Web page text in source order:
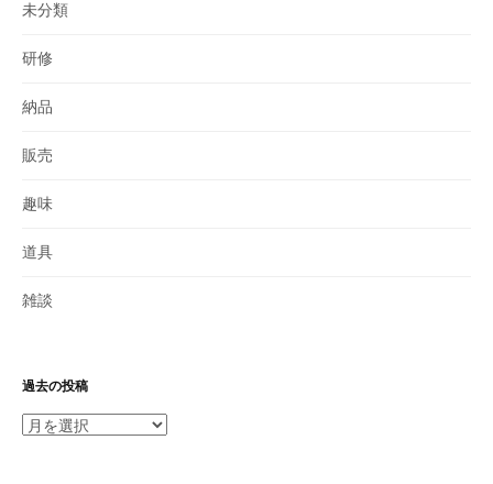
未分類
研修
納品
販売
趣味
道具
雑談
過去の投稿
過